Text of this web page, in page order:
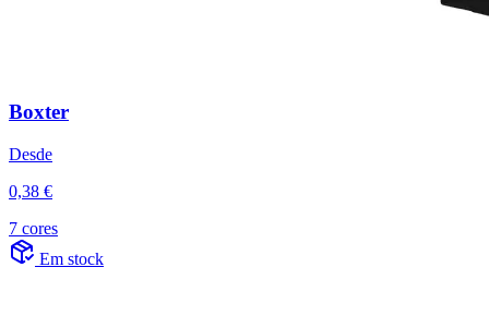
Boxter
Desde
0,38 €
7 cores
Em stock